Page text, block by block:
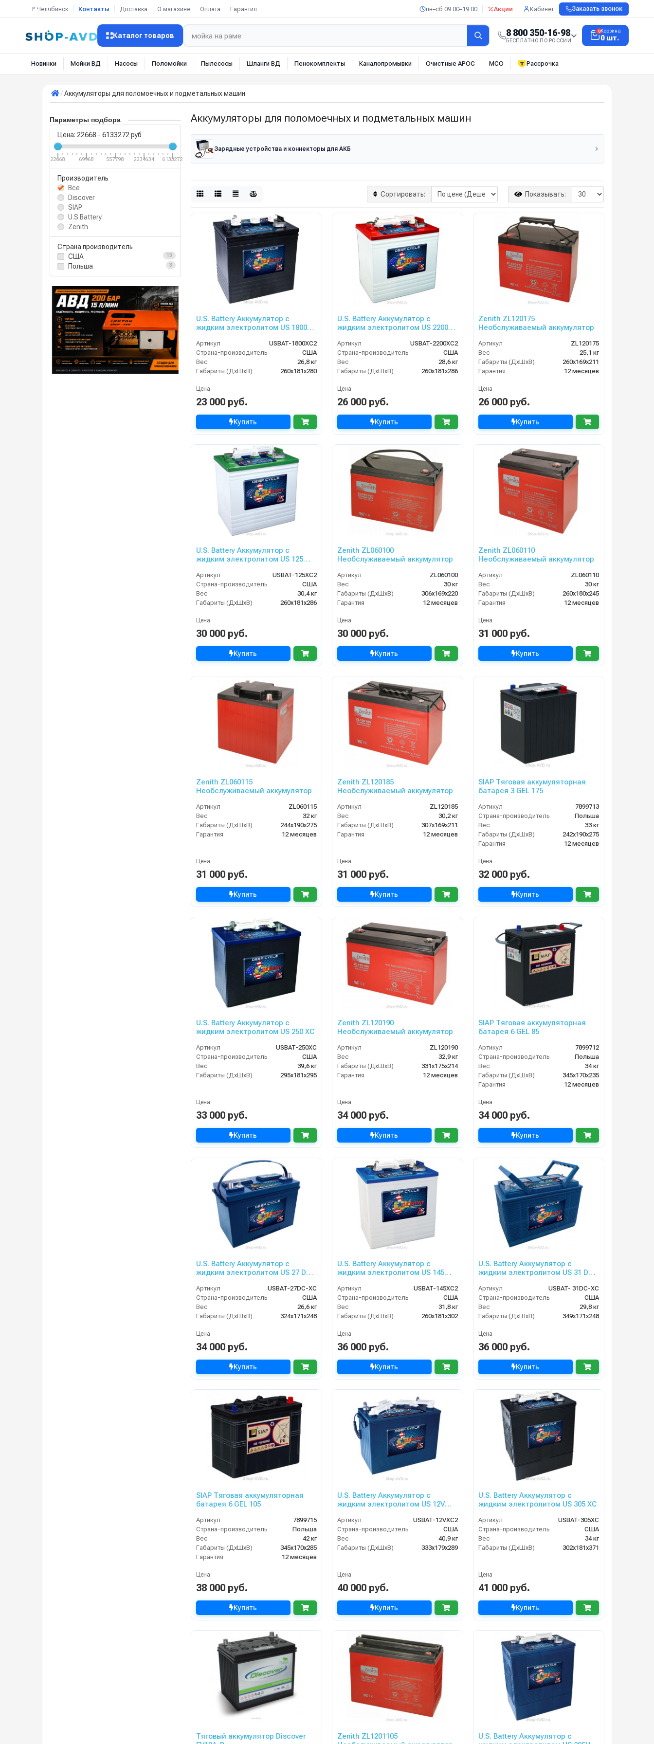
🚩Челябинск Контакты Доставка О магазине Оплата Гарантия пн–сб 09:00–19:00 Акции Кабинет Заказать звонок
Каталог товаров 8 800 350-16-98
БЕСПЛАТНО ПО РОССИИ
0Корзина
0 шт.
Новинки Мойки ВД Насосы Поломойки Пылесосы Шланги ВД Пенокомплекты Каналопромывки Очистные АРОС МСО Рассрочка
Аккумуляторы для поломоечных и подметальных машин
Параметры подбора
Цена: 22668 - 6133272 руб
22668 69968 557798 2234634 6133272
Производитель
Все
Discover
SIAP
U.S.Battery
Zenith
Страна производитель
США
13
Польша 3
Аккумуляторы для поломоечных и подметальных машин
Зарядные устройства и коннекторы для АКБ
Сортировать: Показывать:
U.S. Battery Аккумулятор с
жидким электролитом US 1800
Артикул
USBAT-1800XC2
Страна-производитель
США
Вес
26,8 кг
Габариты (ДхШхВ)
260х181х280
Цена
23 000 руб.
Купить
U.S. Battery Аккумулятор с
жидким электролитом US 2200
Артикул
USBAT-2200XC2
Страна-производитель
США
Вес
28,6 кг
Габариты (ДхШхВ)
260x181x286
Цена
26 000 руб.
Купить
Zenith ZL120175
Необслуживаемый аккумулятор
Артикул
ZL120175
Вес
25,1 кг
Габариты (ДхШхВ)
260х169х211
Гарантия
12 месяцев
Цена
26 000 руб.
Купить
U.S. Battery Аккумулятор с
жидким электролитом US 125
Артикул
USBAT-125XC2
Страна-производитель
США
Вес
30,4 кг
Габариты (ДхШхВ)
260x181x286
Цена
30 000 руб.
Купить
Zenith ZL060100
Необслуживаемый аккумулятор
Артикул
ZL060100
Вес
30 кг
Габариты (ДхШхВ)
306х169х220
Гарантия
12 месяцев
Цена
30 000 руб.
Купить
Zenith ZL060110
Необслуживаемый аккумулятор
Артикул
ZL060110
Вес
30 кг
Габариты (ДхШхВ)
260х180х245
Гарантия
12 месяцев
Цена
31 000 руб.
Купить
Zenith ZL060115
Необслуживаемый аккумулятор
Артикул
ZL060115
Вес
32 кг
Габариты (ДхШхВ)
244х190х275
Гарантия
12 месяцев
Цена
31 000 руб.
Купить
Zenith ZL120185
Необслуживаемый аккумулятор
Артикул
ZL120185
Вес
30,2 кг
Габариты (ДхШхВ)
307х169х211
Гарантия
12 месяцев
Цена
31 000 руб.
Купить
SIAP Тяговая аккумуляторная
батарея 3 GEL 175
Артикул
7899713
Страна-производитель
Польша
Вес
33 кг
Габариты (ДхШхВ)
242х190х275
Гарантия
12 месяцев
Цена
32 000 руб.
Купить
U.S. Battery Аккумулятор с
жидким электролитом US 250 XC
Артикул
USBAT-250XC
Страна-производитель
США
Вес
39,6 кг
Габариты (ДхШхВ)
295х181х295
Цена
33 000 руб.
Купить
Zenith ZL120190
Необслуживаемый аккумулятор
Артикул
ZL120190
Вес
32,9 кг
Габариты (ДхШхВ)
331х175х214
Гарантия
12 месяцев
Цена
34 000 руб.
Купить
SIAP Тяговая аккумуляторная
батарея 6 GEL 85
Артикул
7899712
Страна-производитель
Польша
Вес
34 кг
Габариты (ДхШхВ)
345x170x235
Гарантия
12 месяцев
Цена
34 000 руб.
Купить
U.S. Battery Аккумулятор с
жидким электролитом US 27 DC
Артикул
USBAT-27DC-XC
Страна-производитель
США
Вес
26,6 кг
Габариты (ДхШхВ)
324x171x248
Цена
34 000 руб.
Купить
U.S. Battery Аккумулятор с
жидким электролитом US 145
Артикул
USBAT-145XC2
Страна-производитель
США
Вес
31,8 кг
Габариты (ДхШхВ)
260x181x302
Цена
36 000 руб.
Купить
U.S. Battery Аккумулятор с
жидким электролитом US 31 DC
Артикул
USBAT- 31DC-XC
Страна-производитель
США
Вес
29,8 кг
Габариты (ДхШхВ)
349х171х248
Цена
36 000 руб.
Купить
SIAP Тяговая аккумуляторная
батарея 6 GEL 105
Артикул
7899715
Страна-производитель
Польша
Вес
42 кг
Габариты (ДхШхВ)
345x170x285
Гарантия
12 месяцев
Цена
38 000 руб.
Купить
U.S. Battery Аккумулятор с
жидким электролитом US 12V
Артикул
USBAT-12VXC2
Страна-производитель
США
Вес
40,9 кг
Габариты (ДхШхВ)
333х179х289
Цена
40 000 руб.
Купить
U.S. Battery Аккумулятор с
жидким электролитом US 305 XC
Артикул
USBAT-305XC
Страна-производитель
США
Вес
34 кг
Габариты (ДхШхВ)
302х181х371
Цена
41 000 руб.
Купить
Тяговый аккумулятор Discover
Zenith ZL1201105
U.S. Battery Аккумулятор с